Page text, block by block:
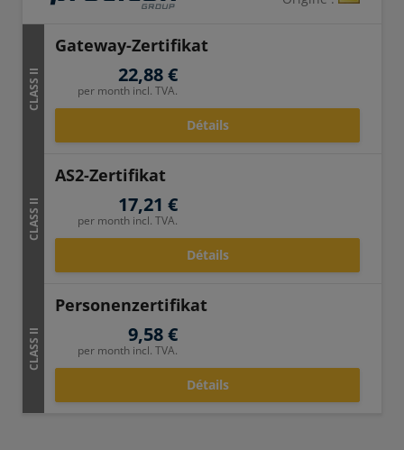
CLASS II
Gateway-Zertifikat
22,88 €
per month incl. TVA.
Détails
CLASS II
AS2-Zertifikat
17,21 €
per month incl. TVA.
Détails
CLASS II
Personenzertifikat
9,58 €
per month incl. TVA.
Détails